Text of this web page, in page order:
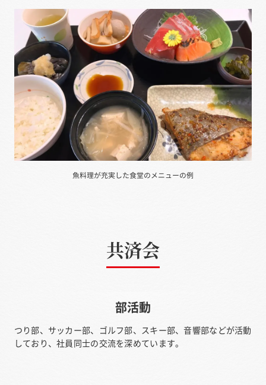
魚料理が充実した食堂のメニューの例
共済会
部活動
つり部、サッカー部、ゴルフ部、スキー部、音響部などが活動
しており、社員同士の交流を深めています。